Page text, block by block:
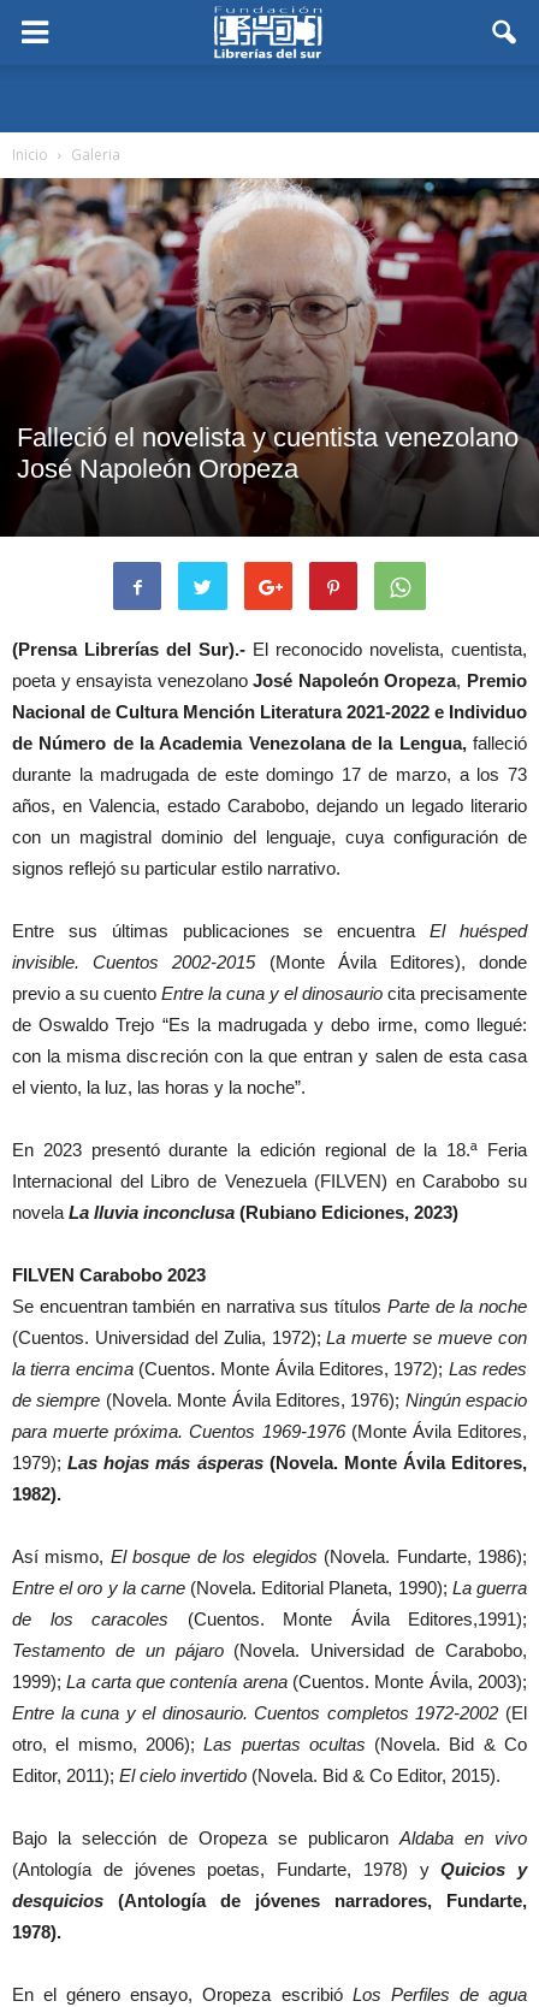
Inicio Galeria
Falleció el novelista y cuentista venezolano
José Napoleón Oropeza
(Prensa Librerías del Sur).- El reconocido novelista, cuentista,
poeta y ensayista venezolanoJosé Napoleón Oropeza, Premio
Nacional de Cultura Mención Literatura 2021-2022 e Individuo
de Número de la Academia Venezolana de la Lengua,falleció
durante la madrugada de este domingo 17 de marzo, a los 73
años, en Valencia, estado Carabobo, dejando un legado literario
con un magistral dominio del lenguaje, cuya configuración de
signos reflejó su particular estilo narrativo.
Entre sus últimas publicaciones se encuentraEl huésped
invisible. Cuentos 2002-2015(Monte Ávila Editores), donde
previo a su cuento Entre la cuna y el dinosaurio cita precisamente
de Oswaldo Trejo “Es la madrugada y debo irme, como llegué:
con la misma discreción con la que entran y salen de esta casa
el viento, la luz, las horas y la noche”.
En 2023 presentó durante la edición regional de la 18.ª Feria
Internacional del Libro de Venezuela (FILVEN) en Carabobo su
novela La lluvia inconclusa (Rubiano Ediciones, 2023)
FILVEN Carabobo 2023
Se encuentran también en narrativa sus títulos Parte de la noche
(Cuentos. Universidad del Zulia, 1972);La muerte se mueve con
la tierra encima(Cuentos. Monte Ávila Editores, 1972); Las redes
de siempre (Novela. Monte Ávila Editores, 1976); Ningún espacio
para muerte próxima. Cuentos 1969-1976(Monte Ávila Editores,
1979);Las hojas más ásperas(Novela. Monte Ávila Editores,
1982).
Así mismo, El bosque de los elegidos (Novela. Fundarte, 1986);
Entre el oro y la carne(Novela. Editorial Planeta, 1990); La guerra
de los caracoles (Cuentos. Monte Ávila Editores,1991);
Testamento de un pájaro(Novela. Universidad de Carabobo,
1999);La carta que contenía arena(Cuentos. Monte Ávila, 2003);
Entre la cuna y el dinosaurio. Cuentos completos 1972-2002 (El
otro, el mismo, 2006);Las puertas ocultas (Novela. Bid & Co
Editor, 2011); El cielo invertido (Novela. Bid & Co Editor, 2015).
Bajo la selección de Oropeza se publicaron Aldaba en vivo
(Antología de jóvenes poetas, Fundarte, 1978) y Quicios y
desquicios (Antología de jóvenes narradores, Fundarte,
1978).
En el género ensayo, Oropeza escribió Los Perfiles de agua